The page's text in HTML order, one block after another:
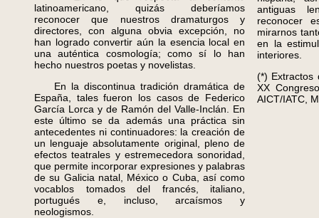
latinoamericano, quizás deberíamos
reconocer que nuestros dramaturgos y
directores, con alguna obvia excepción, no
han logrado convertir aún la esencia local en
una auténtica cosmología; como sí lo han
hecho nuestros poetas y novelistas.
En la discontinua tradición dramática de
España, tales fueron los casos de Federico
García Lorca y de Ramón del Valle-Inclán. En
este último se da además una práctica sin
antecedentes ni continuadores: la creación de
un lenguaje absolutamente original, pleno de
efectos teatrales y estremecedora sonoridad,
que permite incorporar expresiones y palabras
de su Galicia natal, México o Cuba, así como
vocablos tomados del francés, italiano,
portugués e, incluso, arcaísmos y
neologismos.
antiguas
reconocer
mirarnos
en la
interiores.
(*) Extractos
XX
AICT/IATC,